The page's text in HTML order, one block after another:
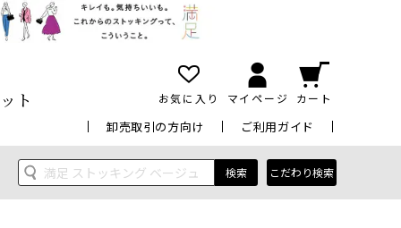
ト お気に入り マイページ カート
卸売取引の方向け ご利用ガイド
検索 こだわり検索